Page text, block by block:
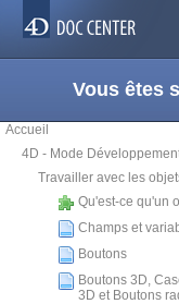
Vous êtes
Accueil
4D - Mode
Travailler avec les
Qu'est-ce qu'un
Champs et
Boutons
Boutons 3D,
3D et Boutons